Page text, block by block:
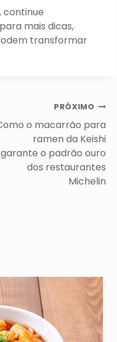
continue
para mais dicas,
transformar
PRÓXIMO
o macarrão para
ramen da Keishi
garante o padrão ouro
dos restaurantes
Michelin